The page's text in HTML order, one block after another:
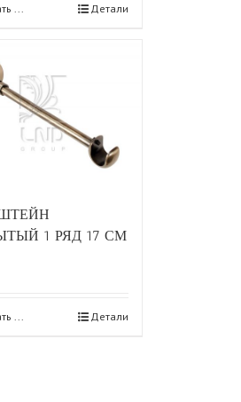
... Детали
1 РЯД 17 СМ
... Детали